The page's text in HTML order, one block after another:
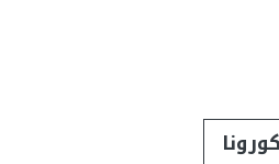
كورونا